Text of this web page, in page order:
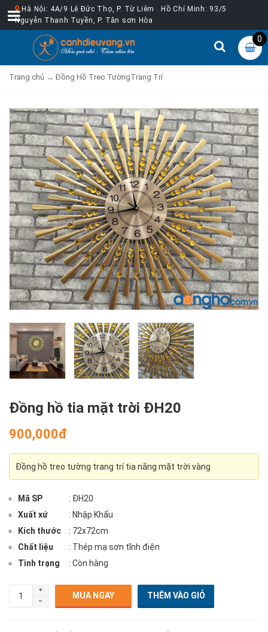
Hà Nội: 4A/9 Lê Đức Thọ, P. Từ Liêm . Hồ Chí Minh: 93/5
Nguyễn Thanh Tuyền, P. Tân sơn Hòa
0
Trang chủ → Đồng Hồ Treo TườngTrang Trí
Đồng hồ tia mặt trời ĐH20
900,000đ
Đồng hồ treo tường trang trí tia nắng mặt trời vàng
Mã SP
: ĐH20
Xuất xứ
: Nhập Khẩu
Kích thước
: 72x72cm
Chất liệu
: Thép mạ sơn tĩnh điện
Tình trạng
: Còn hàng
MUA NGAY